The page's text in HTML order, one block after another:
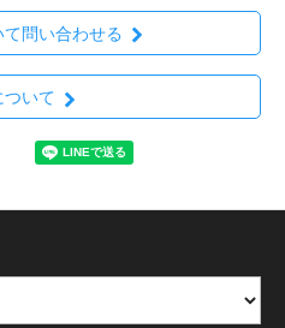
問い合わせる
ついて